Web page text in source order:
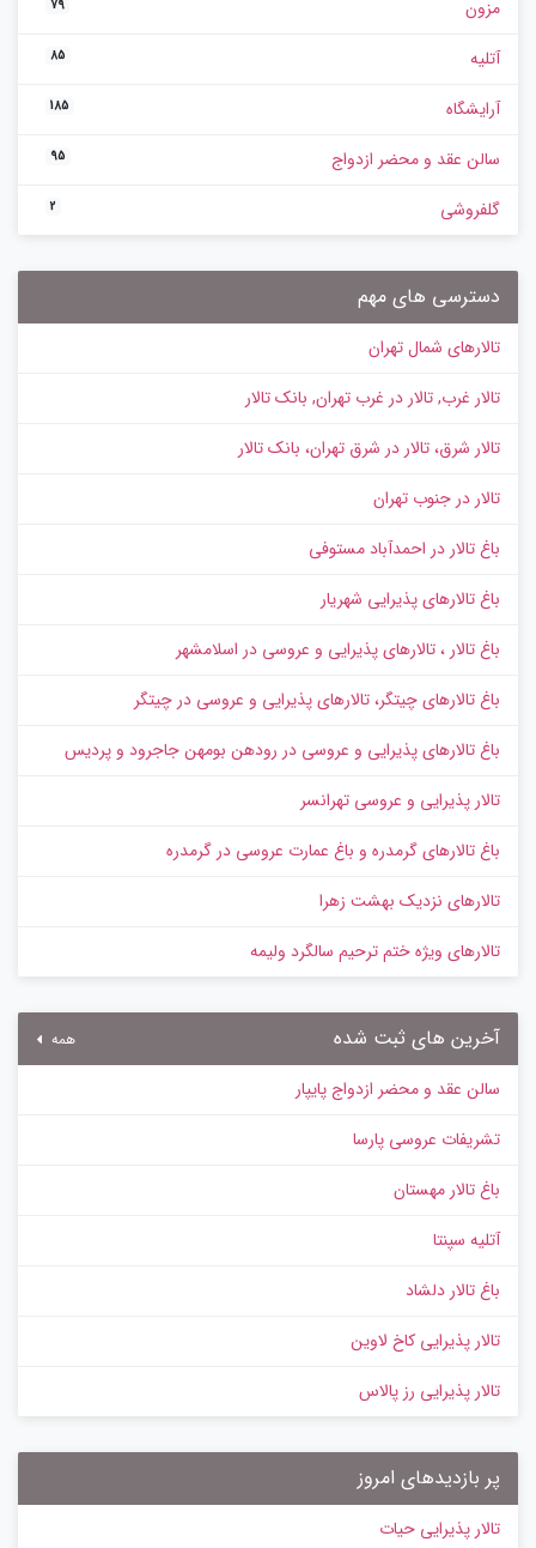
مزون 79
آتلیه 85
آرایشگاه 185
سالن عقد و محضر ازدواج 95
گلفروشی 2
دسترسی های مهم
تالارهای شمال تهران
تالار غرب, تالار در غرب تهران, بانک تالار
تالار شرق، تالار در شرق تهران، بانک تالار
تالار در جنوب تهران
باغ تالار در احمدآباد مستوفی
باغ تالارهای پذیرایی شهریار
باغ تالار ، تالارهای پذیرایی و عروسی در اسلامشهر
باغ تالارهای چیتگر، تالارهای پذیرایی و عروسی در چیتگر
باغ تالارهای پذیرایی و عروسی در رودهن بومهن جاجرود و پردیس
تالار پذیرایی و عروسی تهرانسر
باغ تالارهای گرمدره و باغ عمارت عروسی در گرمدره
تالارهای نزدیک بهشت زهرا
تالارهای ویژه ختم ترحیم سالگرد ولیمه
آخرین های ثبت شده همه
سالن عقد و محضر ازدواج پایپار
تشریفات عروسی پارسا
باغ تالار مهستان
آتلیه سپنتا
باغ تالار دلشاد
تالار پذیرایی کاخ لاوین
تالار پذیرایی رز پالاس
پر بازدیدهای امروز
تالار پذیرایی حیات